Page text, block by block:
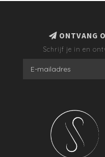
ONTVANG
Schrijf je in en